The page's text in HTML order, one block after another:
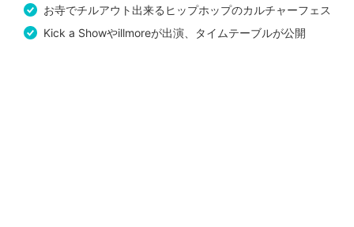
お寺でチルアウト出来るヒップホップのカルチャーフェス
Kick a Showやillmoreが出演、タイムテーブルが公開